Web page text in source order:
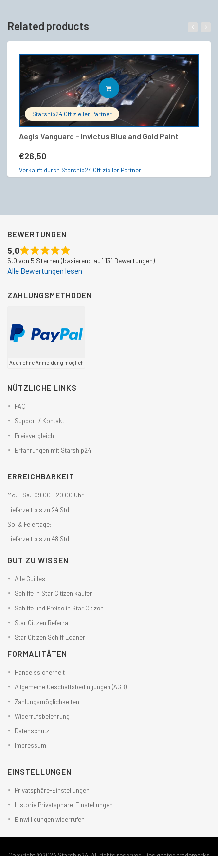
Related products
Starship24 Offizieller Partner
Aegis Vanguard – Invictus Blue and Gold Paint
€26,50
IN DEN WARENKORB
Verkauft durch Starship24 Offizieller Partner
BEWERTUNGEN
5,0
5,0 von 5 Sternen (basierend auf 131 Bewertungen)
Alle Bewertungen lesen
ZAHLUNGSMETHODEN
Auch ohne Anmeldung möglich
NÜTZLICHE LINKS
FAQ
Support / Kontakt
Preisvergleich
Erfahrungen mit Starship24
ERREICHBARKEIT
Mo. - Sa.: 09:00 - 20:00 Uhr
Lieferzeit bis zu 24 Std.
So. & Feiertage:
Lieferzeit bis zu 48 Std.
GUT ZU WISSEN
Alle Guides
Schiffe in Star Citizen kaufen
Schiffe und Preise in Star Citizen
Star Citizen Referral
Star Citizen Schiff Loaner
FORMALITÄTEN
Handelssicherheit
Allgemeine Geschäftsbedingungen (AGB)
Zahlungsmöglichkeiten
Widerrufsbelehrung
Datenschutz
Impressum
EINSTELLUNGEN
Privatsphäre-Einstellungen
Historie Privatsphäre-Einstellungen
Einwilligungen widerrufen